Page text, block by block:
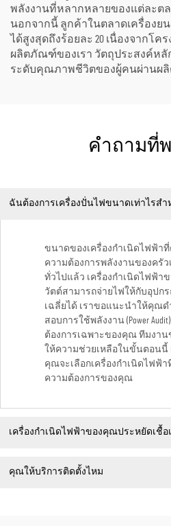
พลังงานที่หลากหลายของแต่ละต
นอกจากนี้ ลูกค้าในตลาดเครื่องย
ได้สูงสุดถึงร้อยละ 20 เนื่องจากโค
ผลิตภัณฑ์ของเรา วัตถุประสงค์ห
ระดับคุณภาพชีวิตของผู้คนผ่านผ
คำถามที่
ฉันต้องการเครื่องปั่นไฟขนาดเท่าไรส
ขนาดของเครื่องกำเนิดไฟฟ้า
ความต้องการพลังงานของครั
ทั่วไปแล้ว เครื่องกำเนิดไฟฟ้าขน
วัตต์สามารถจ่ายไฟให้กับอุปก
เฉลี่ยได้ เราขอแนะนำให้คุณด
สอบการใช้พลังงาน (Power
ต้องการเฉพาะของคุณ ทีมงาน
ให้ความช่วยเหลือในขั้นตอนนี้
คุณจะเลือกเครื่องกำเนิดไฟฟ้า
ความต้องการของคุณ
เครื่องกำเนิดไฟฟ้าของคุณประหยัดเชื้อ
คุณให้บริการติดตั้งไหม